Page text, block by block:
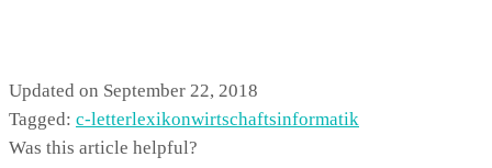
Updated on September 22, 2018
Tagged: c-letterlexikonwirtschaftsinformatik
Was this article helpful?